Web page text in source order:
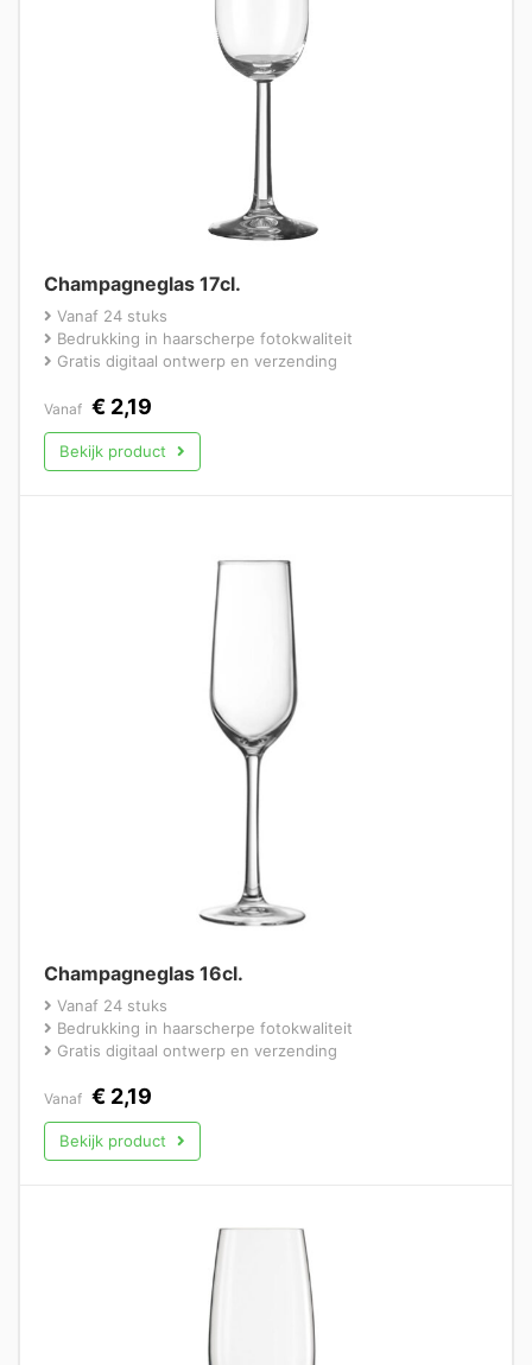
Champagneglas 17cl.
Vanaf 24 stuks
Bedrukking in haarscherpe fotokwaliteit
Gratis digitaal ontwerp en verzending
Vanaf € 2,19
Bekijk product
Champagneglas 16cl.
Vanaf 24 stuks
Bedrukking in haarscherpe fotokwaliteit
Gratis digitaal ontwerp en verzending
Vanaf € 2,19
Bekijk product